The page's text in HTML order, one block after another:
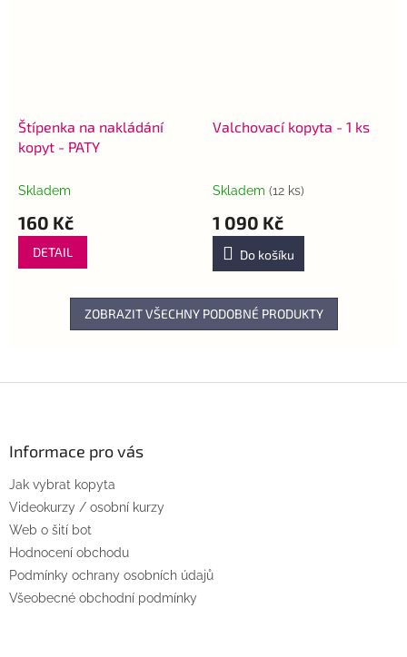
Štípenka na nakládání
kopyt - PATY
Skladem
160 Kč
DETAIL
Valchovací kopyta - 1 ks
Skladem (12 ks)
1 090 Kč
Do košíku
ZOBRAZIT VŠECHNY PODOBNÉ PRODUKTY
Informace pro vás
Jak vybrat kopyta
Videokurzy / osobní kurzy
Web o šití bot
Hodnocení obchodu
Podmínky ochrany osobních údajů
Všeobecné obchodní podmínky